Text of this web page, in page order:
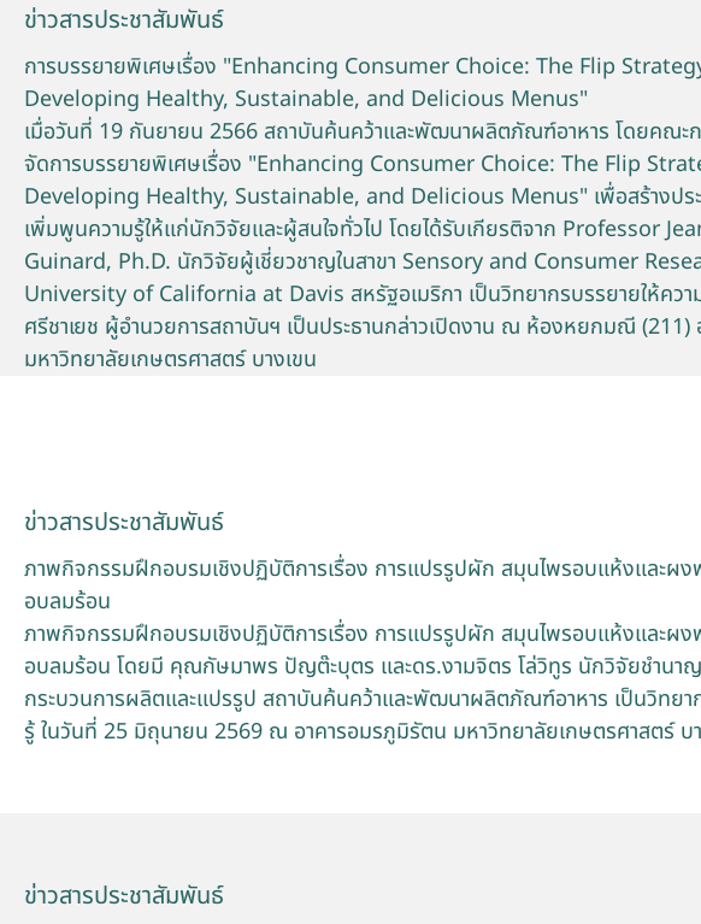
ข่าวสารประชาสัมพันธ์
การบรรยายพิเศษเรื่อง "Enhancing Consumer Choice: The Flip
Developing Healthy, Sustainable, and Delicious Menus"
เมื่อวันที่ 19 กันยายน 2566 สถาบันค้นคว้าและพัฒนาผลิตภัณฑ์อาหาร โดยคณะ
จัดการบรรยายพิเศษเรื่อง "Enhancing Consumer Choice: The Flip
Developing Healthy, Sustainable, and Delicious Menus" เพื่อสร้างปร
เพิ่มพูนความรู้ให้แก่นักวิจัยและผู้สนใจทั่วไป โดยได้รับเกียรติจาก Professor
Guinard, Ph.D. นักวิจัยผู้เชี่ยวชาญในสาขา Sensory and Consumer
University of California at Davis สหรัฐอเมริกา เป็นวิทยากรบรรยายให้คว
ศรีชาเยช ผู้อำนวยการสถาบันฯ เป็นประธานกล่าวเปิดงาน ณ ห้องหยกมณี (211)
มหาวิทยาลัยเกษตรศาสตร์ บางเขน
ข่าวสารประชาสัมพันธ์
ภาพกิจกรรมฝึกอบรมเชิงปฏิบัติการเรื่อง การแปรรูปผัก สมุนไพรอบแห้งและผง
อบลมร้อน
ภาพกิจกรรมฝึกอบรมเชิงปฏิบัติการเรื่อง การแปรรูปผัก สมุนไพรอบแห้งและผง
อบลมร้อน โดยมี คุณกัษมาพร ปัญต๊ะบุตร และดร.งามจิตร โล่วิทูร นักวิจัยชำนา
กระบวนการผลิตและแปรรูป สถาบันค้นคว้าและพัฒนาผลิตภัณฑ์อาหาร เป็นวิทยา
รู้ ในวันที่ 25 มิถุนายน 2569 ณ อาคารอมรภูมิรัตน มหาวิทยาลัยเกษตรศาสตร์ บ
ข่าวสารประชาสัมพันธ์